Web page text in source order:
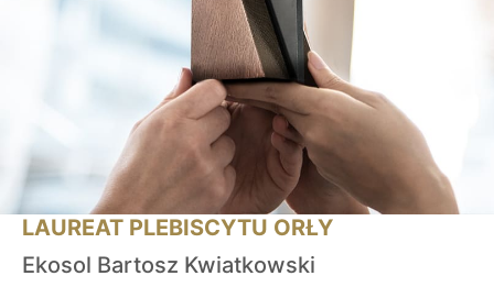
LAUREAT PLEBISCYTU ORŁY
Ekosol Bartosz Kwiatkowski